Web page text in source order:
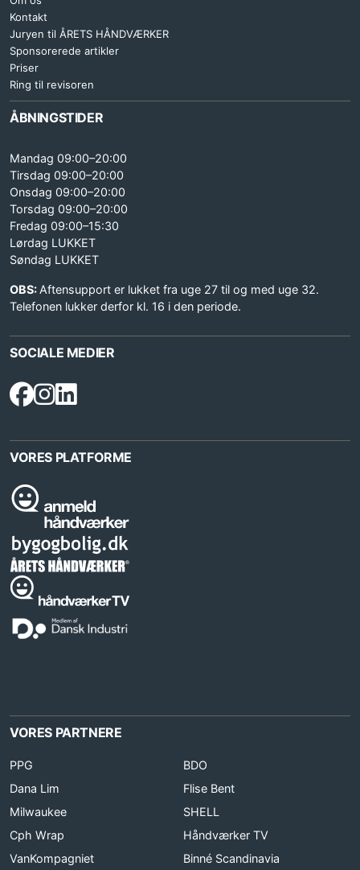
Kontakt
Juryen til ÅRETS HÅNDVÆRKER
Sponsorerede artikler
Priser
Ring til revisoren
ÅBNINGSTIDER
Mandag 09:00–20:00
Tirsdag 09:00–20:00
Onsdag 09:00–20:00
Torsdag 09:00–20:00
Fredag 09:00–15:30
Lørdag LUKKET
Søndag LUKKET
OBS: Aftensupport er lukket fra uge 27 til og med uge 32.
Telefonen lukker derfor kl. 16 i den periode.
SOCIALE MEDIER
VORES PLATFORME
VORES PARTNERE
PPG
BDO
Dana Lim
Flise Bent
Milwaukee
SHELL
Cph Wrap
Håndværker TV
VanKompagniet
Binné Scandinavia